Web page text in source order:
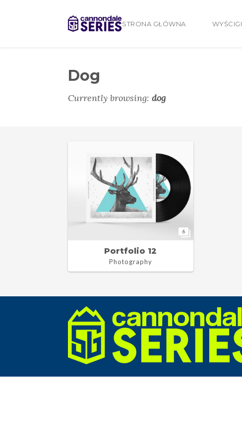
STRONA GŁÓWNA WYŚCIGI
Dog
Currently browsing: dog
6
Portfolio 12
Photography